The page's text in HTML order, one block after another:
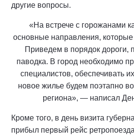
другие вопросы.
«На встрече с горожанами
основные направления,
Приведем в порядок дороги,
паводка. В город необходимо
специалистов, обеспечивать
новое жилье будем поэтапно
региона», — написал
Кроме того, в день визита
прибыл первый рейс